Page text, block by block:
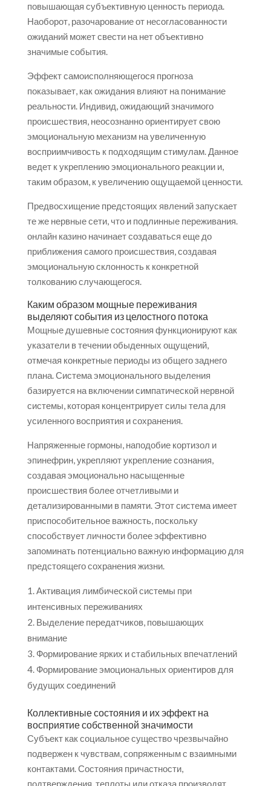
повышающая субъективную ценность периода.
Наоборот, разочарование от несогласованности
ожиданий может свести на нет объективно
значимые события.
Эффект самоисполняющегося прогноза
показывает, как ожидания влияют на понимание
реальности. Индивид, ожидающий значимого
происшествия, неосознанно ориентирует свою
эмоциональную механизм на увеличенную
восприимчивость к подходящим стимулам. Данное
ведет к укреплению эмоционального реакции и,
таким образом, к увеличению ощущаемой ценности.
Предвосхищение предстоящих явлений запускает
те же нервные сети, что и подлинные переживания.
онлайн казино начинает создаваться еще до
приближения самого происшествия, создавая
эмоциональную склонность к конкретной
толкованию случающегося.
Каким образом мощные переживания
выделяют события из целостного потока
Мощные душевные состояния функционируют как
указатели в течении обыденных ощущений,
отмечая конкретные периоды из общего заднего
плана. Система эмоционального выделения
базируется на включении симпатической нервной
системы, которая концентрирует силы тела для
усиленного восприятия и сохранения.
Напряженные гормоны, наподобие кортизол и
эпинефрин, укрепляют укрепление сознания,
создавая эмоционально насыщенные
происшествия более отчетливыми и
детализированными в памяти. Этот система имеет
приспособительное важность, поскольку
способствует личности более эффективно
запоминать потенциально важную информацию для
предстоящего сохранения жизни.
Активация лимбической системы при
интенсивных переживаниях
Выделение передатчиков, повышающих
внимание
Формирование ярких и стабильных впечатлений
Формирование эмоциональных ориентиров для
будущих соединений
Коллективные состояния и их эффект на
восприятие собственной значимости
Субъект как социальное существо чрезвычайно
подвержен к чувствам, сопряженным с взаимными
контактами. Состояния причастности,
подтверждения, теплоты или отказа производят